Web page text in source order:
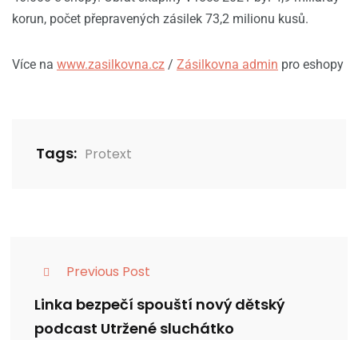
korun, počet přepravených zásilek 73,2 milionu kusů.
Více na www.zasilkovna.cz / Zásilkovna admin pro eshopy
Tags: Protext
Previous Post
Linka bezpečí spouští nový dětský
podcast Utržené sluchátko